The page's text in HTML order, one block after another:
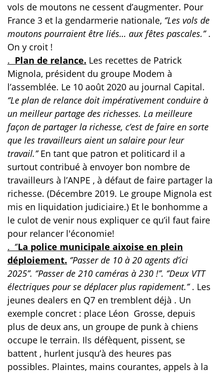
vols de moutons ne cessent d’augmenter. Pour
France 3 et la gendarmerie nationale, ‘’Les vols de
moutons pourraient être liés… aux fêtes pascales.’’.
On y croit !
. Plan de relance. Les recettes de Patrick
Mignola, président du groupe Modem à
l’assemblée. Le 10 août 2020 au journal Capital.
‘’Le plan de relance doit impérativement conduire à
un meilleur partage des richesses. La meilleure
façon de partager la richesse, c’est de faire en sorte
que les travailleurs aient un salaire pour leur
travail.’’En tant que patron et politicard il a
surtout contribué à envoyer bon nombre de
travailleurs à l’ANPE , à défaut de faire partager la
richesse. (Décembre 2019. Le groupe Mignola est
mis en liquidation judiciaire.) Et le bonhomme a
le culot de venir nous expliquer ce qu’il faut faire
pour relancer l'économie!
. ‘’La police municipale aixoise en plein
déploiement. ‘’Passer de 10 à 20 agents d’ici
2025’’. ‘’Passer de 210 caméras à 230 !’’. ‘’Deux VTT
électriques pour se déplacer plus rapidement.’’. Les
jeunes dealers en Q7 en tremblent déjà . Un
exemple concret : place Léon Grosse, depuis
plus de deux ans, un groupe de punk à chiens
occupe le terrain. Ils défèquent, pissent, se
battent , hurlent jusqu’à des heures pas
possibles. Plaintes, mains courantes, appels à la